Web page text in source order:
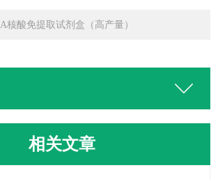
核酸免提取试剂盒（高产量）
相关文章